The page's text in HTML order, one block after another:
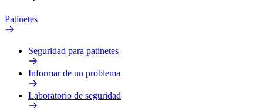
Patinetes
Seguridad para patinetes
Informar de un problema
Laboratorio de seguridad